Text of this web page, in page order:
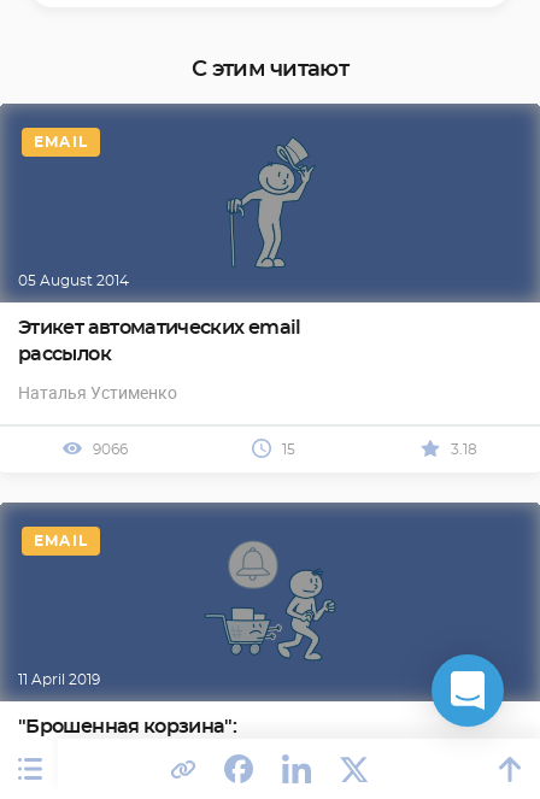
С этим читают
EMAIL
05 August 2014
Этикет автоматических email
рассылок
Наталья Устименко
9066 15 3.18
EMAIL
11 April 2019
"Брошенная корзина":
увеличение переходов на 16%